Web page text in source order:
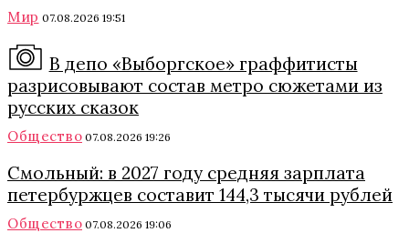
Мир 07.08.2026 19:51
В депо «Выборгское» граффитисты
разрисовывают состав метро сюжетами из
русских сказок
Общество 07.08.2026 19:26
Смольный: в 2027 году средняя зарплата
петербуржцев составит 144,3 тысячи рублей
Общество 07.08.2026 19:06